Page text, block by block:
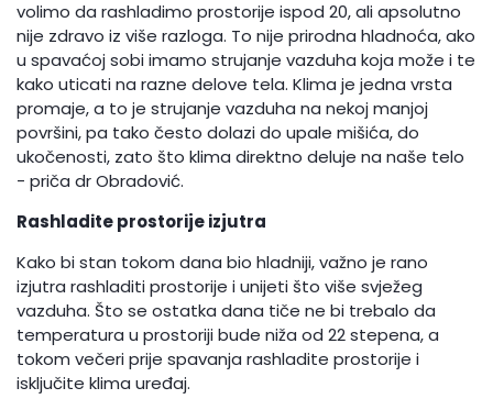
volimo da rashladimo prostorije ispod 20, ali apsolutno
nije zdravo iz više razloga. To nije prirodna hladnoća, ako
u spavaćoj sobi imamo strujanje vazduha koja može i te
kako uticati na razne delove tela. Klima je jedna vrsta
promaje, a to je strujanje vazduha na nekoj manjoj
površini, pa tako često dolazi do upale mišića, do
ukočenosti, zato što klima direktno deluje na naše telo
- priča dr Obradović.
Rashladite prostorije izjutra
Kako bi stan tokom dana bio hladniji, važno je rano
izjutra rashladiti prostorije i unijeti što više svježeg
vazduha. Što se ostatka dana tiče ne bi trebalo da
temperatura u prostoriji bude niža od 22 stepena, a
tokom večeri prije spavanja rashladite prostorije i
isključite klima uređaj.